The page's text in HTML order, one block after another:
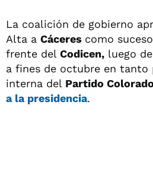
La coalición de gobierno
Alta a Cáceres como
frente del Codicen, luego
a fines de octubre en tanto
interna del Partido
a la presidencia.